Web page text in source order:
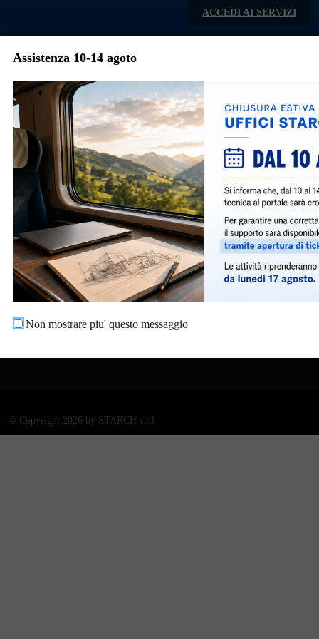
ACCEDI AI SERVIZI
Menu
Calcinato
Comune di Calcinato
Indirizzo:
Piazza A. Moro, 1
P.IVA:00569440985
Telefono: 030.9989225
PEC:
protocollo@pec.comune.calcin
© Copyright 2026 by STARCH s.r.l.
Assistenza 10-14 agoto
Non mostrare piu' questo messaggio